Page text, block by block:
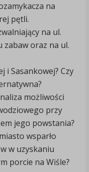
na
pętli.
na ul.
zabaw oraz na ul.
i Sasankowej? Czy
możliwości
przy
jego powstania?
wsparło
w uzyskaniu
porcie na Wiśle?